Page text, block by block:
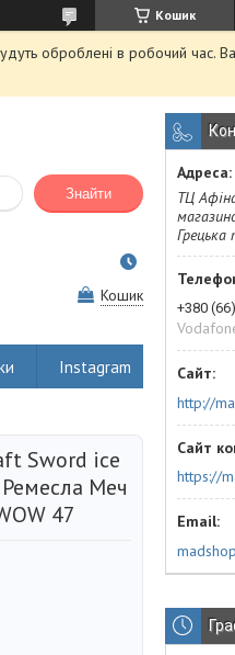
Кошик
оброблені в робочий час.
Знайти
Кошик
Instagram
Sword ice
Меч
47
ТЦ
Грецька
+380
http://
https://